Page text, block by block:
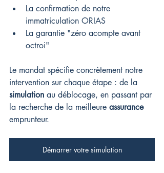
La confirmation de notre
immatriculation ORIAS
La garantie "zéro acompte avant
octroi"
Le mandat spécifie concrètement notre
intervention sur chaque étape : de la
simulation au déblocage, en passant par
la recherche de la meilleure assurance
emprunteur.
Démarrer votre simulation